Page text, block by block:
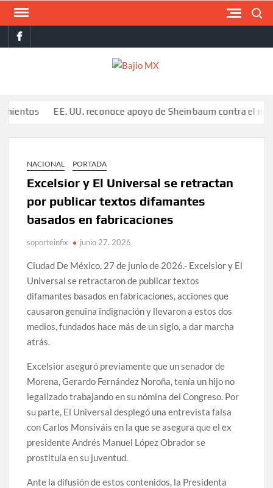
Saltar
contenidofacebook
EE. UU. reconoce apoyo de Sheinbaum contra el narco
NACIONAL PORTADA
Excelsior y El Universal se retractan
por publicar textos difamantes
basados en fabricaciones
soporteinfix junio 27, 2026
Ciudad De México, 27 de junio de 2026.- Excelsior y El
Universal se retractaron de publicar textos
difamantes basados en fabricaciones, acciones que
causaron genuina indignación y llevaron a estos dos
medios, fundados hace más de un siglo, a dar marcha
atrás.
Excelsior aseguró previamente que un senador de
Morena, Gerardo Fernández Noroña, tenía un hijo no
legalizado trabajando en su nómina del Congreso. Por
su parte, El Universal desplegó una entrevista falsa
con Carlos Monsiváis en la que se asegura que el ex
presidente Andrés Manuel López Obrador se
prostituía en su juventud.
Ante la difusión de estos contenidos, la Presidenta